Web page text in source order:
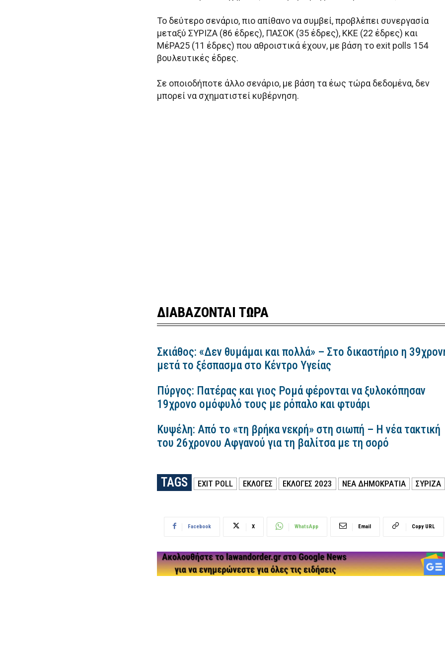
Το δεύτερο σενάριο, πιο απίθανο να συμβεί, προβλέπει συνεργασία
μεταξύ ΣΥΡΙΖΑ (86 έδρες), ΠΑΣΟΚ (35 έδρες), ΚΚΕ (22 έδρες) και
ΜέΡΑ25 (11 έδρες) που αθροιστικά έχουν, με βάση το exit polls 154
βουλευτικές έδρες.
Σε οποιοδήποτε άλλο σενάριο, με βάση τα έως τώρα δεδομένα, δεν
μπορεί να σχηματιστεί κυβέρνηση.
ΔΙΑΒΑΖΟΝΤΑΙ ΤΩΡΑ
Σκιάθος: «Δεν θυμάμαι και πολλά» – Στο δικαστήριο η
μετά το ξέσπασμα στο Κέντρο Υγείας
Πύργος: Πατέρας και γιος Ρομά φέρονται να ξυλοκόπησαν
19χρονο ομόφυλό τους με ρόπαλο και φτυάρι
Κυψέλη: Από το «τη βρήκα νεκρή» στη σιωπή – Η νέα τακτική
του 26χρονου Αφγανού για τη βαλίτσα με τη σορό
TAGS EXIT POLL ΕΚΛΟΓΕΣ ΕΚΛΟΓΕΣ 2023 ΝΕΑ ΔΗΜΟΚΡΑΤΙΑ ΣΥΡΙΖΑ
Facebook X WhatsApp Email Copy URL